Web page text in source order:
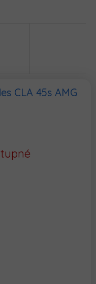
CLA 45s AMG